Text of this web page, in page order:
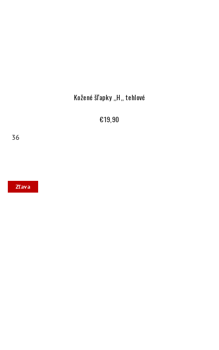
Kožené šľapky ,,H,, tehlové
€19,90
36
Zľava